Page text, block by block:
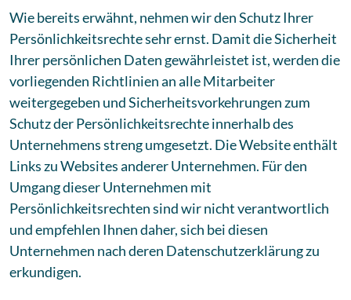
Wie bereits erwähnt, nehmen wir den Schutz Ihrer
Persönlichkeitsrechte sehr ernst. Damit die Sicherheit
Ihrer persönlichen Daten gewährleistet ist, werden die
vorliegenden Richtlinien an alle Mitarbeiter
weitergegeben und Sicherheitsvorkehrungen zum
Schutz der Persönlichkeitsrechte innerhalb des
Unternehmens streng umgesetzt. Die Website enthält
Links zu Websites anderer Unternehmen. Für den
Umgang dieser Unternehmen mit
Persönlichkeitsrechten sind wir nicht verantwortlich
und empfehlen Ihnen daher, sich bei diesen
Unternehmen nach deren Datenschutzerklärung zu
erkundigen.